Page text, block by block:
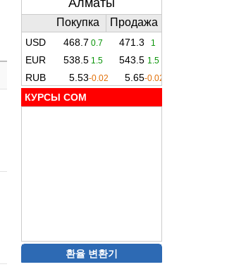
КУРСЫ COM
환율 변환기